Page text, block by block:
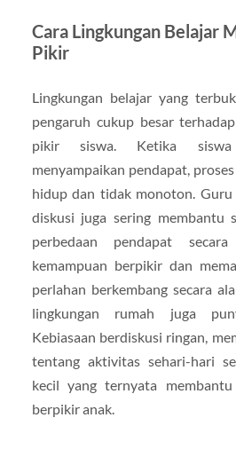
Cara Lingkungan Belajar
Pikir
Lingkungan belajar yang
pengaruh cukup besar
pikir siswa. Ketika siswa
menyampaikan pendapat,
hidup dan tidak monoton. Guru
diskusi juga sering membantu
perbedaan pendapat
kemampuan berpikir dan
perlahan berkembang secara
lingkungan rumah juga
Kebiasaan berdiskusi ringan,
tentang aktivitas sehari-hari
kecil yang ternyata membantu
berpikir anak.